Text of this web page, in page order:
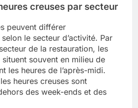
creuses par secteur
peuvent différer
le secteur d’activité. Par
de la restauration, les
situent souvent en milieu de
les heures de l’après-midi.
heures creuses sont
des week-ends et des